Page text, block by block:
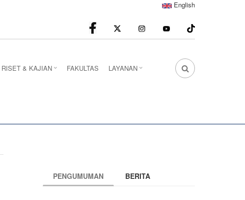
English
facebook Instagram youtube
FA
RISET & KAJIAN FAKULTAS LAYANAN
PENGUMUMAN BERITA